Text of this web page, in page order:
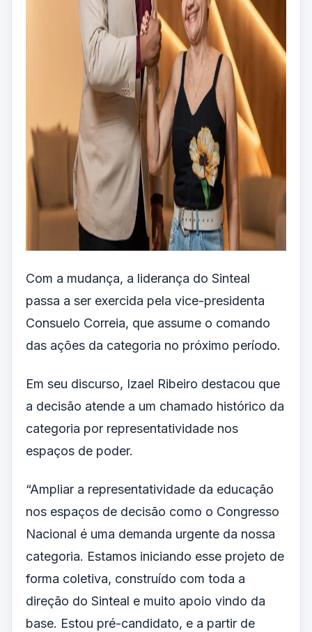
Com a mudança, a liderança do Sinteal
passa a ser exercida pela vice-presidenta
Consuelo Correia, que assume o comando
das ações da categoria no próximo período.
Em seu discurso, Izael Ribeiro destacou que
a decisão atende a um chamado histórico da
categoria por representatividade nos
espaços de poder.
“Ampliar a representatividade da educação
nos espaços de decisão como o Congresso
Nacional é uma demanda urgente da nossa
categoria. Estamos iniciando esse projeto de
forma coletiva, construído com toda a
direção do Sinteal e muito apoio vindo da
base. Estou pré-candidato, e a partir de